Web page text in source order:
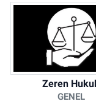
Zeren
GENEL